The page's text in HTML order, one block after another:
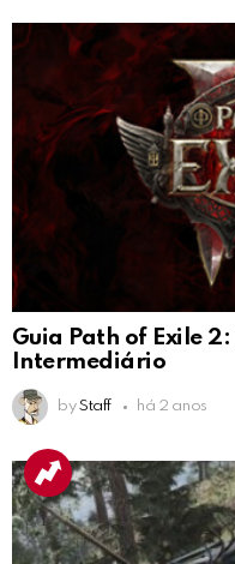
Guia Path of Exile 2:
Intermediário
by Staff há 2 anos